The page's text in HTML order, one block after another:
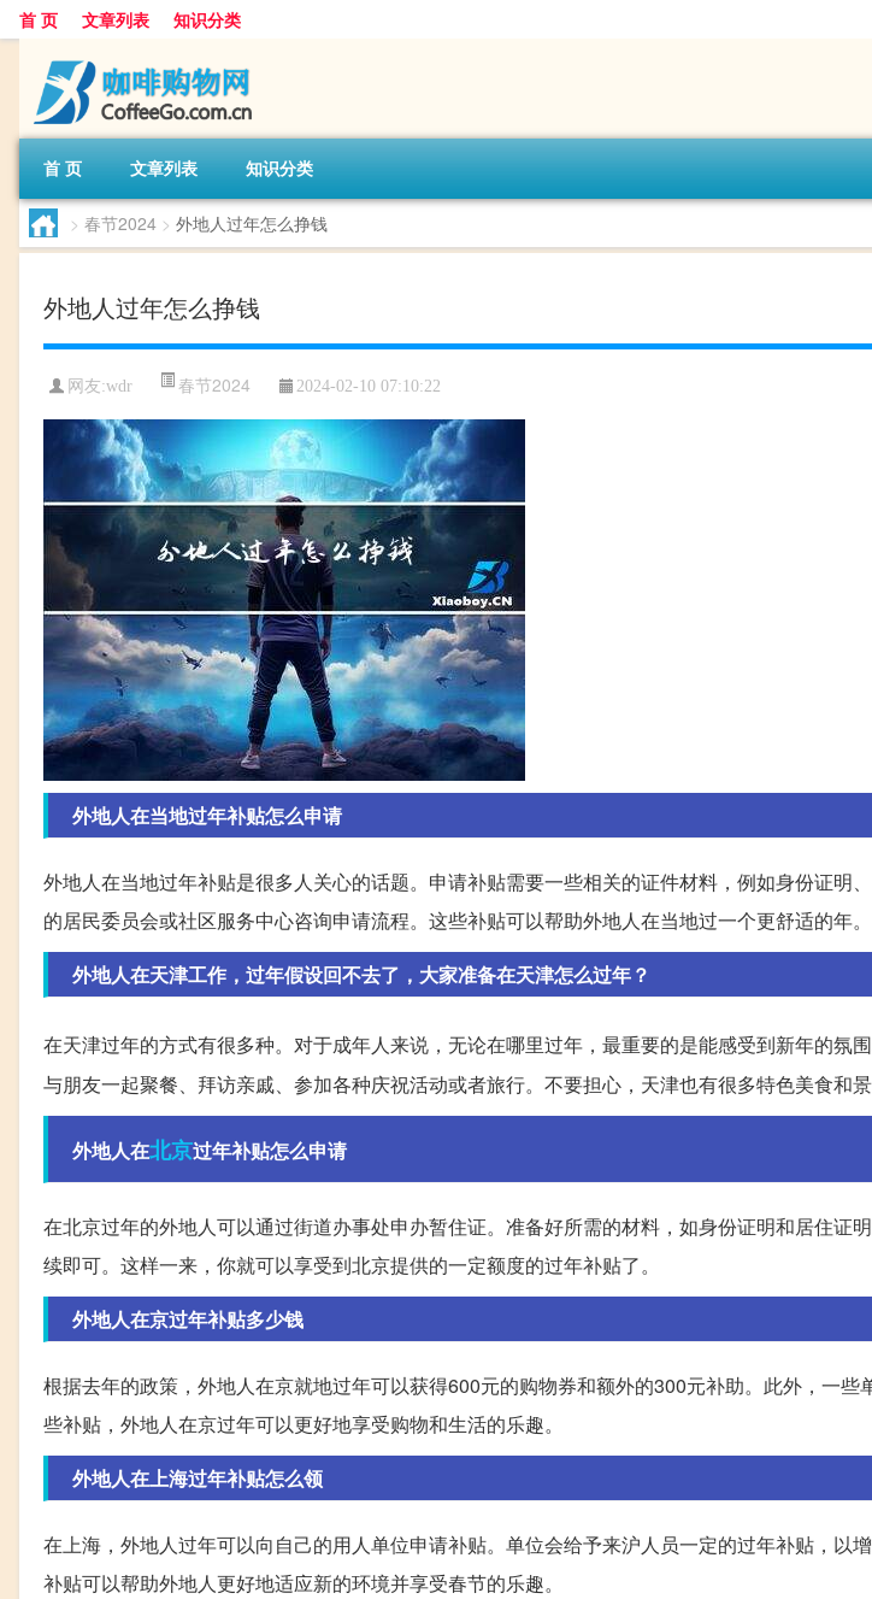
首 页 文章列表 知识分类
首 页 文章列表 知识分类
> 春节2024 > 外地人过年怎么挣钱
外地人过年怎么挣钱
网友:wdr 春节2024 2024-02-10 07:10:22
外地人在当地过年补贴怎么申请
外地人在当地过年补贴是很多人关心的话题。申请补贴需要一些相关的证件材料，例如身份证明
的居民委员会或社区服务中心咨询申请流程。这些补贴可以帮助外地人在当地过一个更舒适的年。
外地人在天津工作，过年假设回不去了，大家准备在天津怎么过年？
在天津过年的方式有很多种。对于成年人来说，无论在哪里过年，最重要的是能感受到新年的氛
与朋友一起聚餐、拜访亲戚、参加各种庆祝活动或者旅行。不要担心，天津也有很多特色美食和景
外地人在北京过年补贴怎么申请
在北京过年的外地人可以通过街道办事处申办暂住证。准备好所需的材料，如身份证明和居住证
续即可。这样一来，你就可以享受到北京提供的一定额度的过年补贴了。
外地人在京过年补贴多少钱
根据去年的政策，外地人在京就地过年可以获得600元的购物券和额外的300元补助。此外，一些
些补贴，外地人在京过年可以更好地享受购物和生活的乐趣。
外地人在上海过年补贴怎么领
在上海，外地人过年可以向自己的用人单位申请补贴。单位会给予来沪人员一定的过年补贴，以
补贴可以帮助外地人更好地适应新的环境并享受春节的乐趣。